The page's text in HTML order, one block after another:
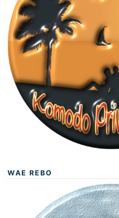
WAE REBO